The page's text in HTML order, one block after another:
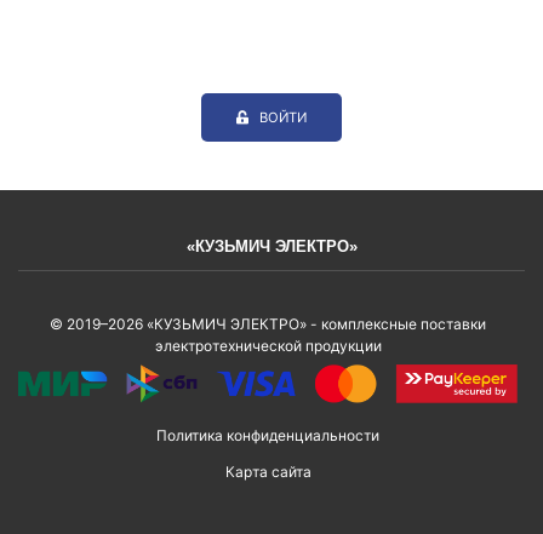
ВОЙТИ
«КУЗЬМИЧ ЭЛЕКТРО»
© 2019–2026 «КУЗЬМИЧ ЭЛЕКТРО» - комплексные поставки
электротехнической продукции
Политика конфиденциальности
Карта сайта